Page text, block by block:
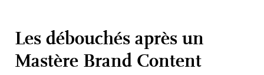
Les débouchés après un
Mastère Brand Content